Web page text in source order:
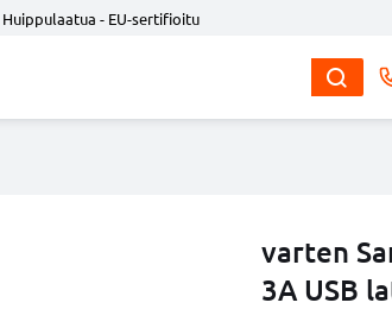
Huippulaatua - EU-sertifioitu
varten
3A USB